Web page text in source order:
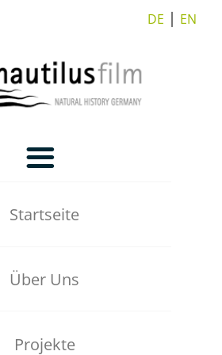
DE EN
Startseite
Über Uns
Unsere Truppe
Projekte